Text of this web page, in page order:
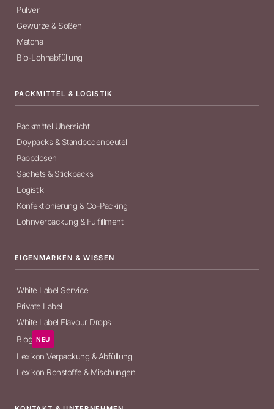
Pulver
Gewürze & Soßen
Matcha
Bio-Lohnabfüllung
PACKMITTEL & LOGISTIK
Packmittel Übersicht
Doypacks & Standbodenbeutel
Pappdosen
Sachets & Stickpacks
Logistik
Konfektionierung & Co-Packing
Lohnverpackung & Fulfillment
EIGENMARKEN & WISSEN
White Label Service
Private Label
White Label Flavour Drops
Blog NEU
Lexikon Verpackung & Abfüllung
Lexikon Rohstoffe & Mischungen